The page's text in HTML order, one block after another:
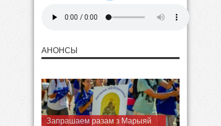
АНОНСЫ
Запрашаем разам з Марыяй